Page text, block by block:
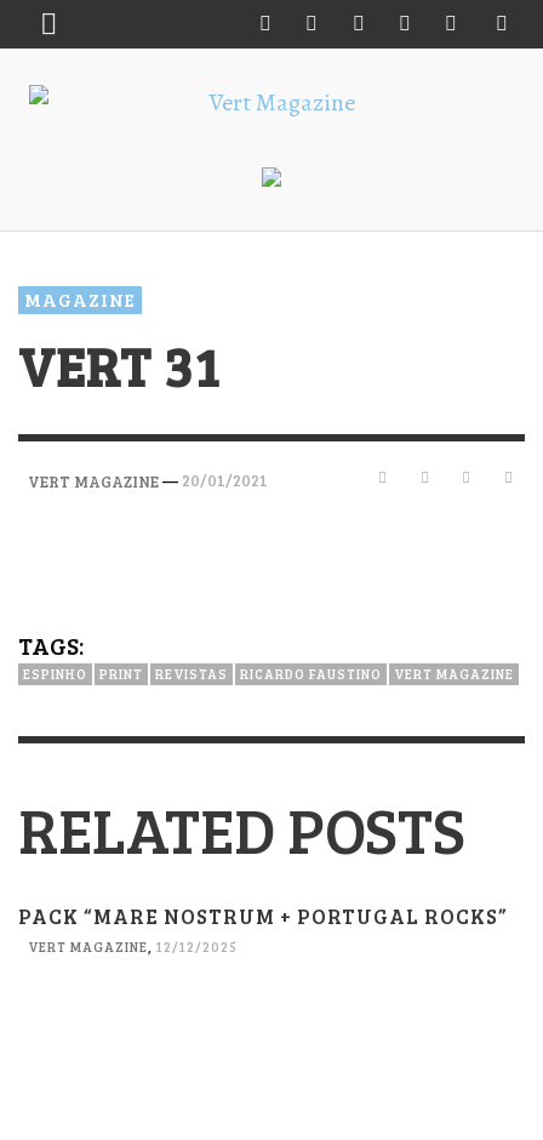
MAGAZINE
VERT 31
VERT MAGAZINE— 20/01/2021
TAGS:
ESPINHO PRINT REVISTAS RICARDO FAUSTINO VERT MAGAZINE
RELATED POSTS
PACK “MARE NOSTRUM + PORTUGAL ROCKS”
VERT MAGAZINE 12/12/2025